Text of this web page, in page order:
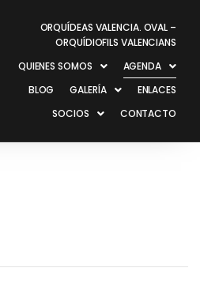
ORQUÍDEAS VALENCIA. OVAL –
ORQUÍDIOFILS VALENCIANS
QUIENES SOMOS
AGENDA
BLOG
GALERÍA
ENLACES
SOCIOS
CONTACTO